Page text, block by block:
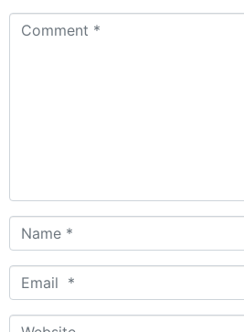
Comment
Name
*
Email
*
Website